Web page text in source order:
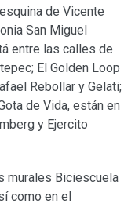
de Vicente
San Miguel
entre las calles de
El Golden Loop
Rebollar y Gelati;
de Vida, están en
y Ejercito
murales Biciescuela
como en el